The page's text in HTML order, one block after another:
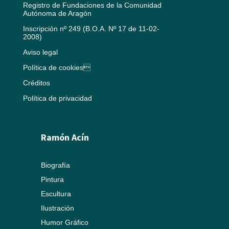
Registro de Fundaciones de la Comunidad
Autónoma de Aragón
Inscripción nº 249 (B.O.A. Nº 17 de 11-02-
2008)
Aviso legal
Política de cookies
Créditos
Política de privacidad
Ramón Acín
Biografía
Pintura
Escultura
Ilustración
Humor Gráfico